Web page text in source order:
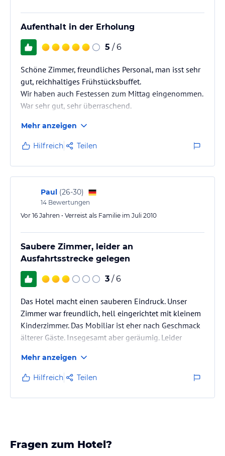
Aufenthalt in der Erholung
5 / 6
Schöne Zimmer, freundliches Personal, man isst sehr
gut, reichhaltiges Frühstücksbuffet.
Wir haben auch Festessen zum Mittag eingenommen.
War sehr gut, sehr überraschend.
Ein kleines B-Moll, das Hotel liegt an einer
Durchfahrtsstrasse nach Jena !
Auch wird 8 € /Tag berechnet wenn man mit einem
Hund kommt. Wird teuer bei mehreren Tagen !!! Ich
weiss nicht, wird sonst das Zimmer nicht gereinigt ???
Mehr anzeigen
Hilfreich Teilen
Paul (26-30)
14 Bewertungen
Vor 16 Jahren • Verreist als Familie im Juli 2010
Saubere Zimmer, leider an
Ausfahrtsstrecke gelegen
3 / 6
Das Hotel macht einen sauberen Eindruck. Unser
Zimmer war freundlich, hell eingerichtet mit kleinem
Kinderzimmer. Das Mobiliar ist eher nach Geschmack
älterer Gäste. Insegesamt aber geräumig. Leider
Ein großer Nachteil insgesamt ist, dass sich das Hotel
an einer Ausfahrtsstraße befindet, diese ist nicht stark
befahren, aber es wird bereits "richtig Gas gegeben".
Dementsprechend ist man auch bei den wenigen
Mehr anzeigen
Hilfreich Teilen
Fragen zum Hotel?